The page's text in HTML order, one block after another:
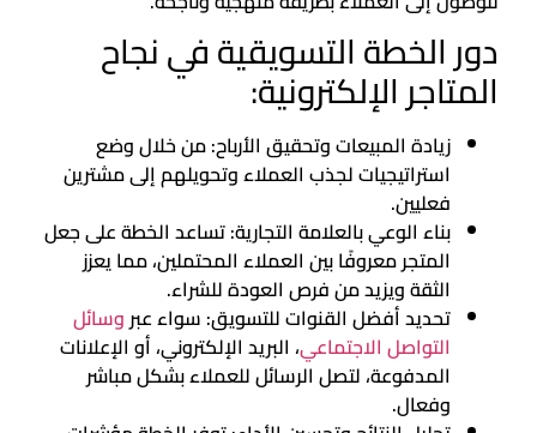
دور الخطة التسويقية في نجاح
المتاجر الإلكترونية:
زيادة المبيعات وتحقيق الأرباح: من خلال وضع
استراتيجيات لجذب العملاء وتحويلهم إلى مشترين
فعليين.
بناء الوعي بالعلامة التجارية: تساعد الخطة على جعل
المتجر معروفًا بين العملاء المحتملين، مما يعزز
الثقة ويزيد من فرص العودة للشراء.
تحديد أفضل القنوات للتسويق: سواء عبروسائل
التواصل الاجتماعي، البريد الإلكتروني، أو الإعلانات
المدفوعة، لتصل الرسائل للعملاء بشكل مباشر
وفعال.